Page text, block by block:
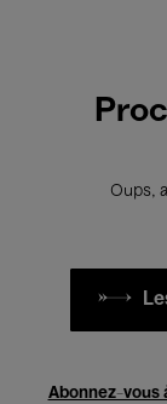
Oups,
Abonnez-vous